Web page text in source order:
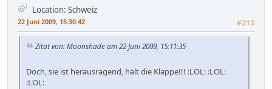
Location: Schweiz
22 Juni 2009, 15:30:42 #213
Zitat von: Moonshade am 22 Juni 2009, 15:11:35
Doch, sie ist herausragend, halt die Klappe!!! :LOL: :LOL:
:LOL: